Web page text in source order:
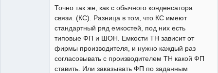
Точно так же, как с обычного конденсатора
связи. (КС). Разница в том, что КС имеют
стандартный ряд емкостей, под них есть
типовые ФП и ШОН. Емкости ТН зависит от
фирмы производителя, и нужно каждый раз
согласовывать с производителем ТН какой ФП
ставить. Или заказывать ФП по заданным